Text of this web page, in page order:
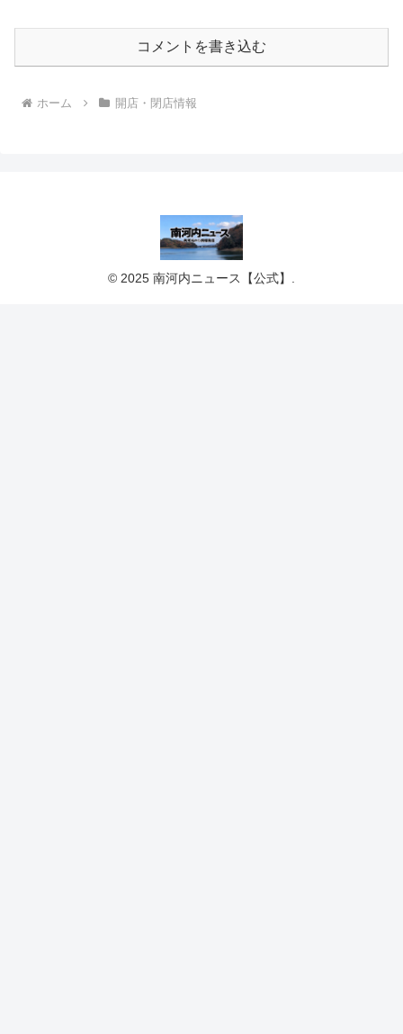
コメントを書き込む
ホーム 開店・閉店情報
© 2025 南河内ニュース【公式】.